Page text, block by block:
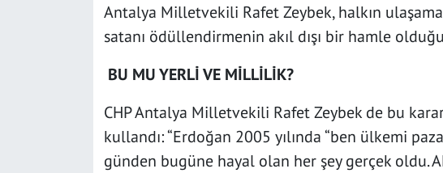
Antalya Milletvekili Rafet Zeybek, halkın
satanı ödüllendirmenin akıl dışı bir hamle
BU MU YERLİ VE MİLLİLİK?
CHP Antalya Milletvekili Rafet Zeybek de bu
kullandı: “Erdoğan 2005 yılında “ben ülkemi
günden bugüne hayal olan her şey gerçek oldu.